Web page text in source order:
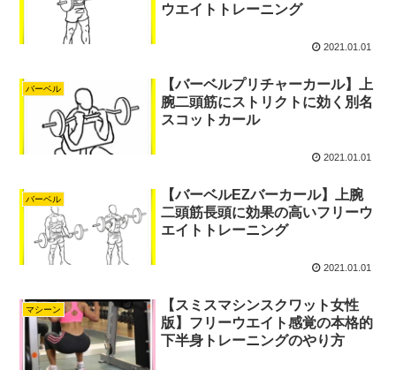
ウエイトトレーニング
2021.01.01
バーベル
【バーベルプリチャーカール】上
腕二頭筋にストリクトに効く別名
スコットカール
2021.01.01
バーベル
【バーベルEZバーカール】上腕
二頭筋長頭に効果の高いフリーウ
エイトトレーニング
2021.01.01
マシーン
【スミスマシンスクワット女性
版】フリーウエイト感覚の本格的
下半身トレーニングのやり方